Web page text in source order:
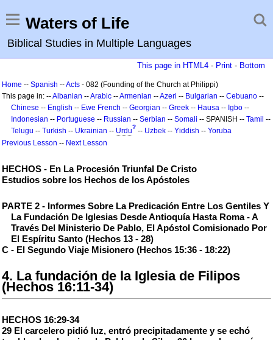
Waters of Life
Biblical Studies in Multiple Languages
This page in HTML4 - Print - Bottom
Home -- Spanish --Acts - 082 (Founding of the Church at Philippi)
This page in: --Albanian --Arabic --Armenian --Azeri -- Bulgarian -- Cebuano --
Chinese -- English -- Ewe French -- Georgian -- Greek -- Hausa -- Igbo --
Indonesian -- Portuguese -- Russian -- Serbian -- Somali -- SPANISH -- Tamil --
Telugu -- Turkish -- Ukrainian -- Urdu? -- Uzbek -- Yiddish -- Yoruba
Previous Lesson -- Next Lesson
HECHOS - En La Procesión Triunfal De Cristo
Estudios sobre los Hechos de los Apóstoles
PARTE 2 - Informes Sobre La Predicación Entre Los Gentiles Y
La Fundación De Iglesias Desde Antioquía Hasta Roma - A
Través Del Ministerio De Pablo, El Apóstol Comisionado Por
El Espíritu Santo (Hechos 13 - 28)
C - El Segundo Viaje Misionero (Hechos 15:36 - 18:22)
4. La fundación de la Iglesia de Filipos
(Hechos 16:11-34)
HECHOS 16:29-34
29 El carcelero pidió luz, entró precipitadamente y se echó